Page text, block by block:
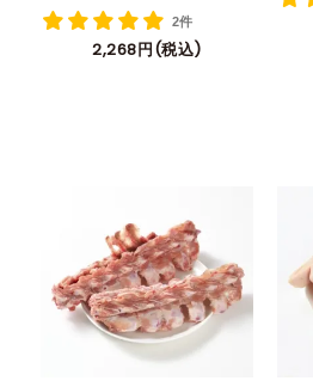
2件
2,268円(税込)